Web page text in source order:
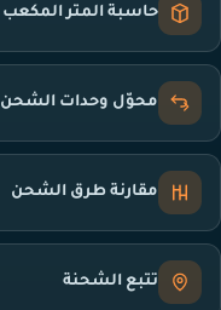
حاسبة المتر المكعب CBM
محوّل وحدات الشحن
مقارنة طرق الشحن
تتبع الشحنة